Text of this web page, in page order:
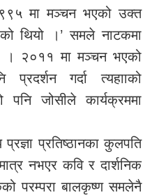
मा मञ्चन भएको उक्त
थियो ।’ समले नाटकमा
। २०११ मा मञ्चन भएको
गर्दा त्यहााको
पनि जोसीले कार्यक्रममा
प्रतिष्ठानका कुलपति
नभएर कवि र दार्शनिक
परम्परा बालकृष्ण समलेनै